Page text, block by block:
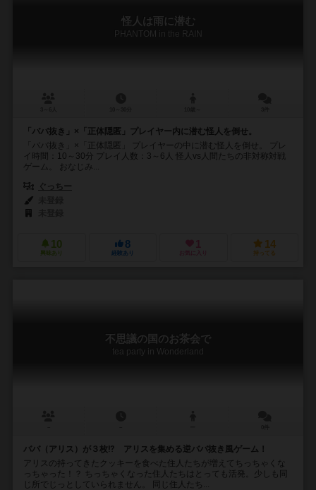
怪人は雨に潜む
PHANTOM in the RAIN
「ババ抜き」×「正体隠匿」プレイヤー内に潜む怪人を倒せ。
「ババ抜き」×「正体隠匿」 プレイヤーの中に潜む怪人を倒せ。 プレ
イ時間：10～30分 プレイ人数：3～6人 怪人vs人間たちの非対称対戦
ゲーム。 おなじみ...
ぐっちー
10
興味あり
8
経験あり
1
お気に入り
14
持ってる
不思議の国のお茶会で
tea party in Wonderland
ババ（アリス）が３枚⁉ アリスを集める逆ババ抜き風ゲーム！
アリスの持ってきたクッキーを食べた住人たちが増えてちっちゃくな
っちゃった！？ ちっちゃくなった住人たちはとっても活発。少しも同
じ所でじっとしていられません。 同じ住人たち...